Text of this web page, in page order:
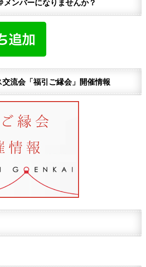
メンバーになりませんか？
流会「福引ご縁会」開催情報